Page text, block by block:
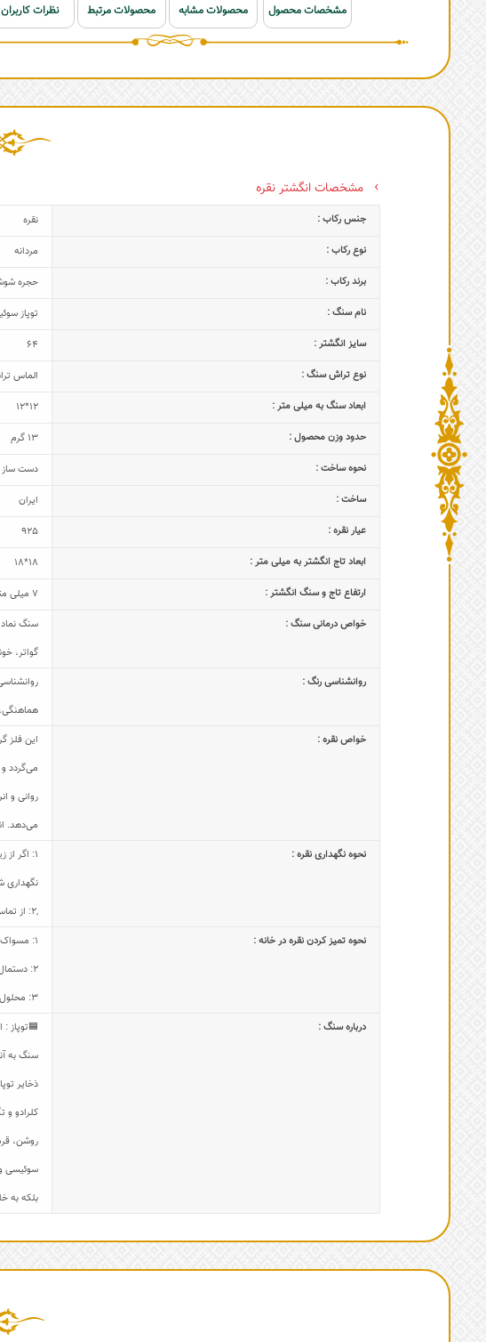
مشخصات محصول محصولات مشابه محصولات مرتبط نظرات کاربران
مشخصات انگشتر نقره
جنس رکاب :
نقره
نوع رکاب :
مردانه
برند رکاب :
حجره
نام سنگ :
توپاز
سایز انگشتر :
64
نوع تراش سنگ :
الماس
ابعاد سنگ به میلی متر :
12*12
حدود وزن محصول :
13 گرم
نحوه ساخت :
دست ساز
ساخت :
ایران
عیار نقره :
925
ابعاد تاج‌ انگشتر به میلی متر :
18*18
ارتفاع تاج و سنگ انگشتر :
7 میلی متر
خواص درمانی سنگ :
سنگ
گواتر،
روانشناسی رنگ :
خواص نقره :
این فلز
می‌گردد
روانی و
می‌دهد.
نحوه نگهداری نقره :
1: اگر
نگهداری
,2: از تماس نقره با انواع مواد شیمیایی قوی از جمله وایتکس و ... جلوگیری کنید.
نحوه تمیز کردن نقره در خانه :
1: مسواک و خمیر دندان
2: دستمال نخی + جلاسنج (ابزار فروشی ها)
3: محلول ورونیکا
درباره سنگ :
ذخایر
کلرادو و
روشن،
سوئیسی و
بلکه به